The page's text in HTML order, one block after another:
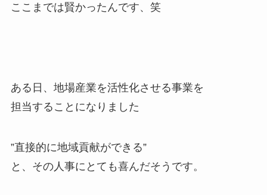
ここまでは賢かったんです、笑
ある日、地場産業を活性化させる事業を
担当することになりました
”直接的に地域貢献ができる”
と、その人事にとても喜んだそうです。